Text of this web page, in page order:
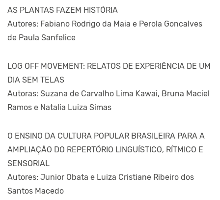
AS PLANTAS FAZEM HISTÓRIA
Autores: Fabiano Rodrigo da Maia e Perola Goncalves
de Paula Sanfelice
LOG OFF MOVEMENT: RELATOS DE EXPERIÊNCIA DE UM
DIA SEM TELAS
Autoras: Suzana de Carvalho Lima Kawai, Bruna Maciel
Ramos e Natalia Luiza Simas
O ENSINO DA CULTURA POPULAR BRASILEIRA PARA A
AMPLIAÇÃO DO REPERTÓRIO LINGUÍSTICO, RÍTMICO E
SENSORIAL
Autores: Junior Obata e Luiza Cristiane Ribeiro dos
Santos Macedo